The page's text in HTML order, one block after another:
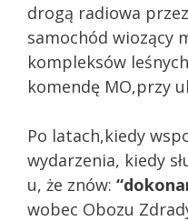
drogą radiowa
samochód wiozący
kompleksów
komendę MO,przy
Po latach,kiedy
wydarzenia, kiedy
u, że znów:
wobec Obozu